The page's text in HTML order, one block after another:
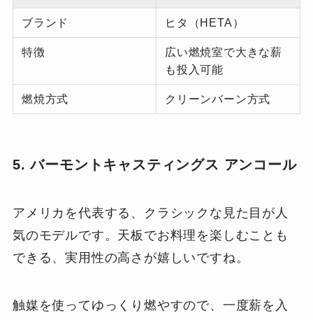
ブランド ヒタ（HETA）
特徴
広い燃焼室で大きな薪
も投入可能
燃焼方式 クリーンバーン方式
5. バーモントキャスティングス アンコール
アメリカを代表する、クラシックな見た目が人
気のモデルです。天板でお料理を楽しむことも
できる、実用性の高さが嬉しいですね。
触媒を使ってゆっくり燃やすので、一度薪を入